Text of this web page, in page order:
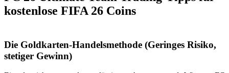
kostenlose FIFA 26 Coins
Die Goldkarten-Handelsmethode (Geringes Risiko,
stetiger Gewinn)